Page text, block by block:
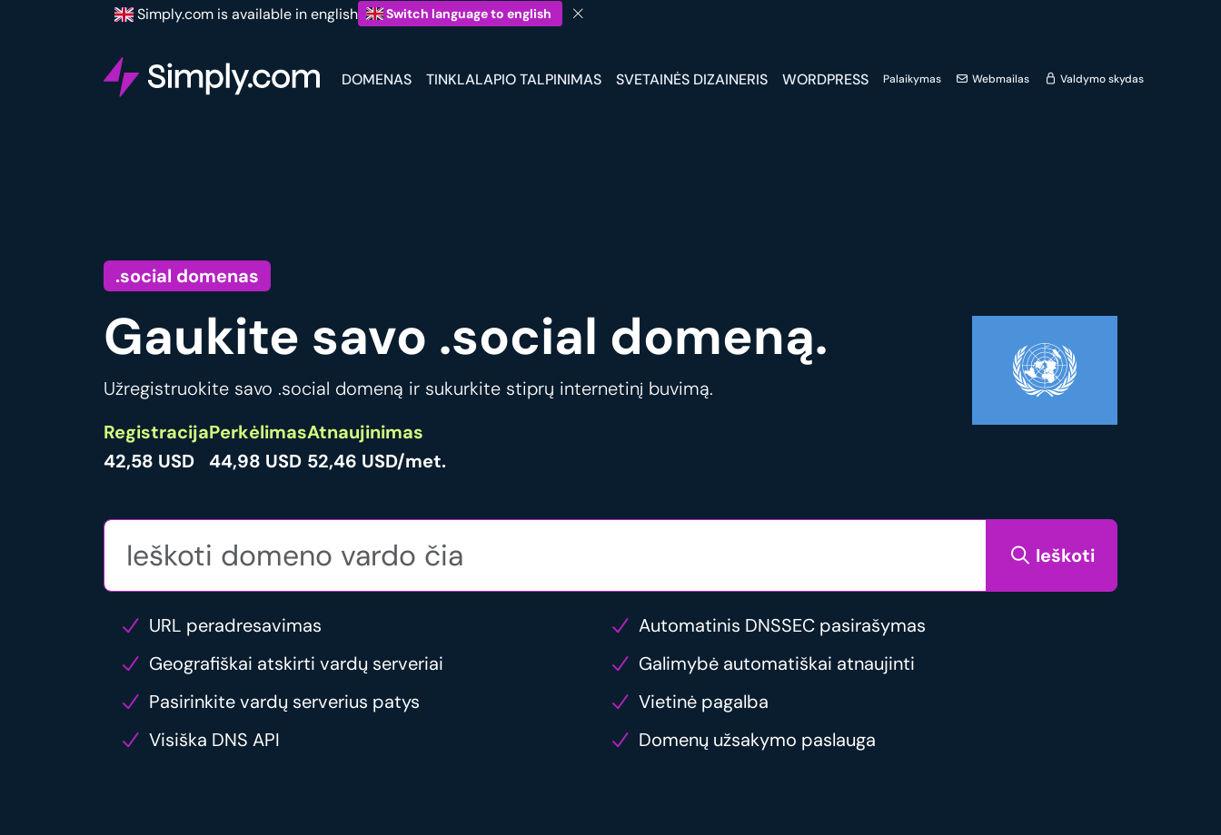
Simply.com is available in english Switch language to english
DOMENAS TINKLALAPIO TALPINIMAS SVETAINĖS DIZAINERIS WORDPRESS Palaikymas Webmailas Valdymo skydas
.social domenas
Gaukite savo .social domeną.
Užregistruokite savo .social domeną ir sukurkite stiprų internetinį buvimą.
Registracija
42,58 USD
Perkėlimas
44,98 USD
Atnaujinimas
52,46 USD/met.
Ieškoti
URL peradresavimas
Automatinis DNSSEC pasirašymas
Geografiškai atskirti vardų serveriai
Galimybė automatiškai atnaujinti
Pasirinkite vardų serverius patys
Vietinė pagalba
Visiška DNS API
Domenų užsakymo paslauga